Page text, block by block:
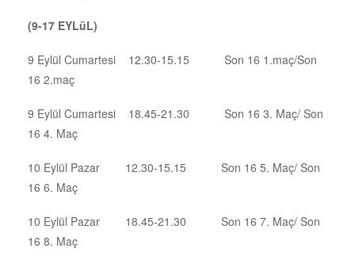
(9-17 EYLüL)
9 Eylül Cumartesi 12.30-15.15 Son 16 1.maç/Son
16 2.maç
9 Eylül Cumartesi 18.45-21.30 Son 16 3. Maç/ Son
16 4. Maç
10 Eylül Pazar 12.30-15.15 Son 16 5. Maç/ Son
16 6. Maç
10 Eylül Pazar 18.45-21.30 Son 16 7. Maç/ Son
16 8. Maç